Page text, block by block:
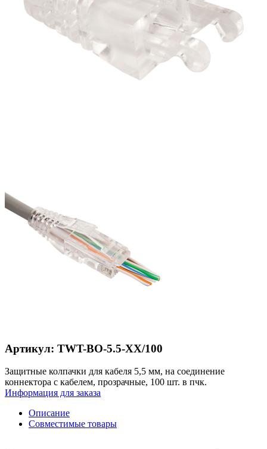
Артикул: TWT-BO-5.5-XX/100
Защитные колпачки для кабеля 5,5 мм, на соединение
коннектора с кабелем, прозрачные, 100 шт. в пчк.
Информация для заказа
Описание
Совместимые товары